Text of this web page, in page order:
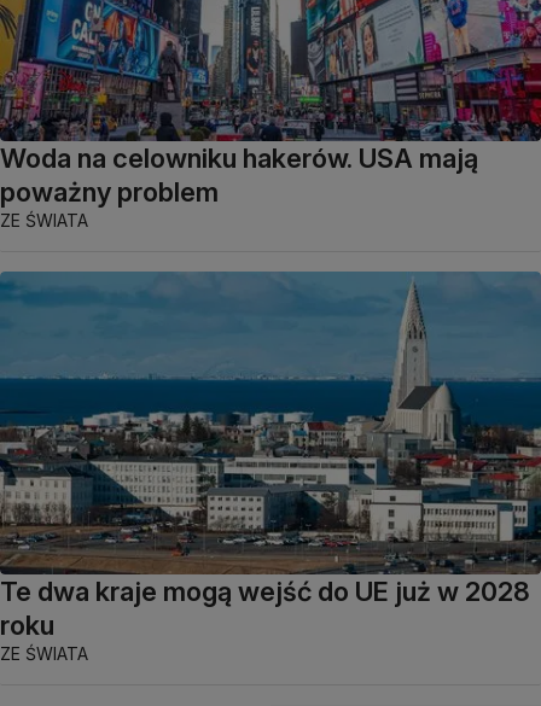
Woda na celowniku hakerów. USA mają
poważny problem
ZE ŚWIATA
Te dwa kraje mogą wejść do UE już w 2028
roku
ZE ŚWIATA